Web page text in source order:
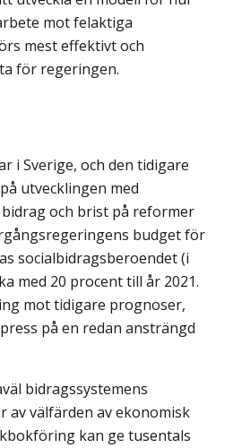
mot felaktiga
mest effektivt och
för regeringen.
i Sverige, och den tidigare
utvecklingen med
och brist på reformer
budget för
socialbidragsberoendet (i
med 20 procent till år 2021.
mot tidigare prognoser,
på en redan ansträngd
bidragssystemens
av välfärden av ekonomisk
kan ge tusentals